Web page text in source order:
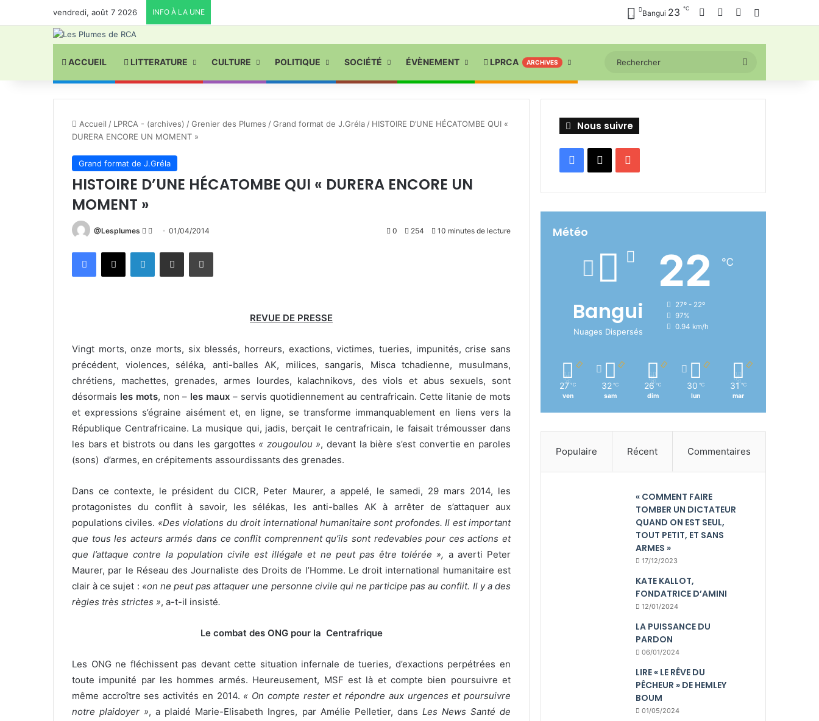
vendredi, août 7 2026 INFO À LA UNE Bangui 23 ℃ Facebook YouTube
ACCUEIL LITTERATURE CULTURE POLITIQUE SOCIÉTÉ ÉVÈNEMENT LPRCA ARCHIVES Rechercher
Accueil / LPRCA - (archives) /Grenier des Plumes /Grand format de J.Gréla / HISTOIRE D’UNE HÉCATOMBE QUI «
DURERA ENCORE UN MOMENT »
Grand format de J.Gréla
HISTOIRE D’UNE HÉCATOMBE QUI « DURERA ENCORE UN
MOMENT »
@Lesplumes
Follow
Envoyer
courriel
01/04/2014 0 254 10 minutes de lecture
Facebook
X LinkedinPartager par email Imprimer
REVUE DE PRESSE
Vingt morts, onze morts, six blessés, horreurs, exactions, victimes, tueries, impunités, crise sans
précédent, violences, séléka, anti-balles AK, milices, sangaris, Misca tchadienne, musulmans,
chrétiens, machettes, grenades, armes lourdes, kalachnikovs, des viols et abus sexuels, sont
désormais les mots, non – les maux – servis quotidiennement au centrafricain. Cette litanie de mots
et expressions s’égraine aisément et, en ligne, se transforme immanquablement en liens vers la
République Centrafricaine. La musique qui, jadis, berçait le centrafricain, le faisait trémousser dans
les bars et bistrots ou dans les gargottes « zougoulou », devant la bière s’est convertie en paroles
(sons) d’armes, en crépitements assourdissants des grenades.
Dans ce contexte, le président du CICR, Peter Maurer, a appelé, le samedi, 29 mars 2014, les
protagonistes du conflit à savoir, les sélékas, les anti-balles AK à arrêter de s’attaquer aux
populations civiles. «Des violations du droit international humanitaire sont profondes. Il est important
que tous les acteurs armés dans ce conflit comprennent qu’ils sont redevables pour ces actions et
que l’attaque contre la population civile est illégale et ne peut pas être tolérée », a averti Peter
Maurer, par le Réseau des Journaliste des Droits de l’Homme. Le droit international humanitaire est
clair à ce sujet : «on ne peut pas attaquer une personne civile qui ne participe pas au conflit. Il y a des
règles très strictes », a-t-il insisté.
Le combat des ONG pour la Centrafrique
Les ONG ne fléchissent pas devant cette situation infernale de tueries, d’exactions perpétrées en
toute impunité par les hommes armés. Heureusement, MSF est là et compte bien poursuivre et
même accroître ses activités en 2014. « On compte rester et répondre aux urgences et poursuivre
notre plaidoyer », a plaidé Marie-Elisabeth Ingres, par Amélie Pelletier, dans Les News Santé de
Nous suivre
Facebook
X
Météo
Bangui
Nuages Dispersés
22 ℃
27º - 22º
97%
0.94 km/h
27 ℃
ven
32 ℃
sam
26 ℃
dim
30 ℃
lun
31 ℃
mar
Populaire Récent Commentaires
« COMMENT FAIRE
TOMBER UN DICTATEUR
QUAND ON EST SEUL,
TOUT PETIT, ET SANS
ARMES »
17/12/2023
KATE KALLOT,
FONDATRICE D’AMINI
12/01/2024
LA PUISSANCE DU
PARDON
06/01/2024
LIRE « LE RÊVE DU
PÊCHEUR » DE HEMLEY
BOUM
01/05/2024